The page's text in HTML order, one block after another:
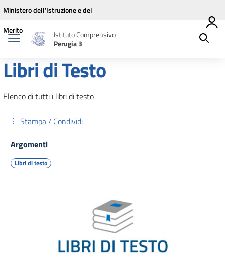
Vai ai contenuti
Vai al menu di navigazione
Vai al footer
Ministero dell'Istruzione e del
Merito
Istituto Comprensivo
Perugia 3
Libri di Testo
Elenco di tutti i libri di testo
Stampa / Condividi
Argomenti
Libri di testo